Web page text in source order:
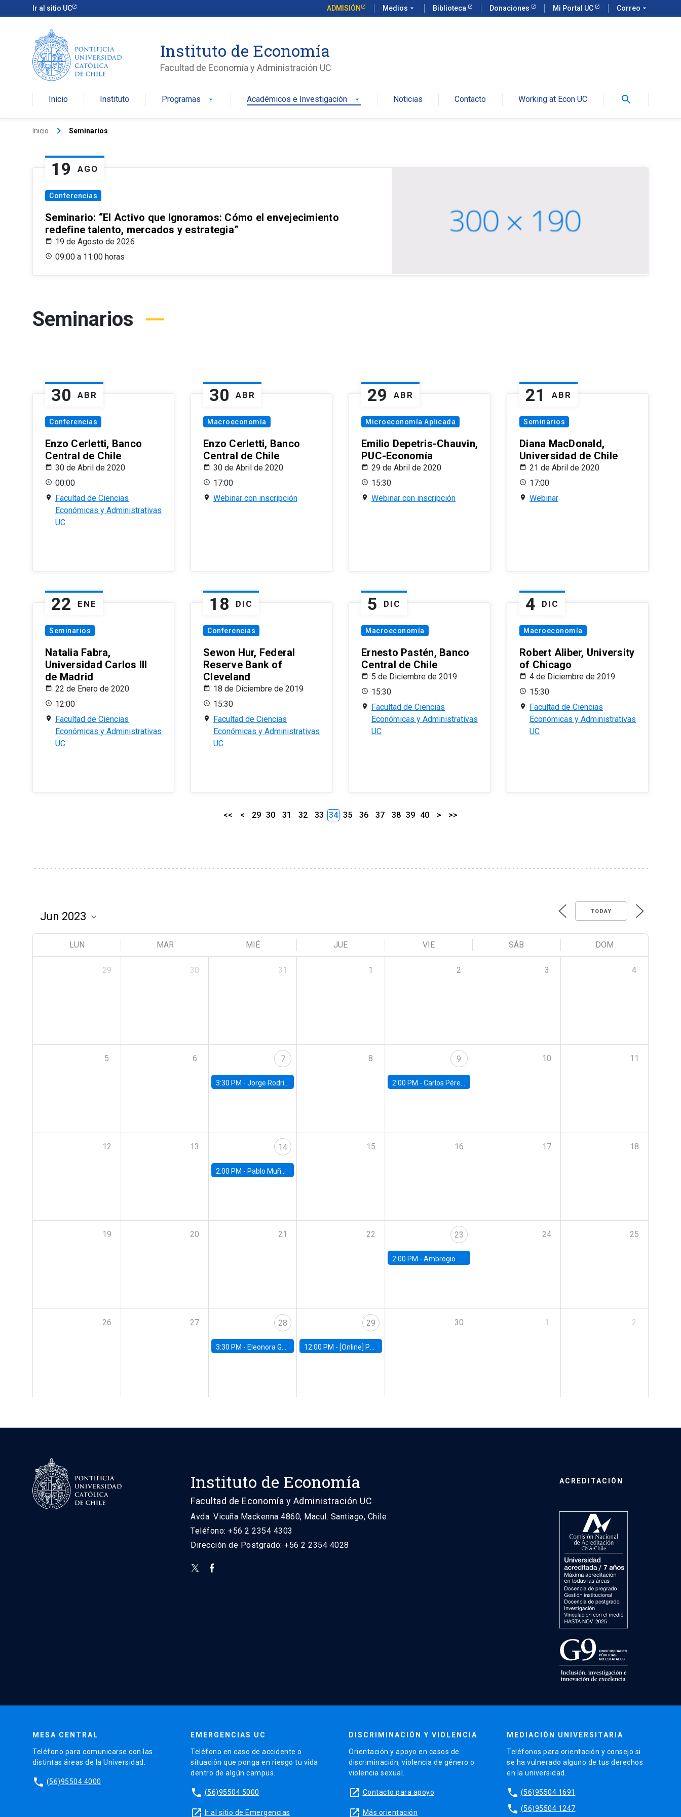
Ir al sitio UC ADMISIÓN Medios arrow_drop_down Biblioteca Donaciones Mi Portal UC Correo arrow_drop_down
Instituto de Economía
Facultad de Economía y Administración UC
Inicio Instituto Programas arrow_drop_down Académicos e Investigación arrow_drop_down Noticias Contacto Working at Econ UC search
Inicio keyboard_arrow_right Seminarios
19 AGO
Conferencias
Seminario: “El Activo que Ignoramos: Cómo el envejecimiento
redefine talento, mercados y estrategia”
19 de Agosto de 2026
09:00 a 11:00 horas
Seminarios
30 ABR
Conferencias
Enzo Cerletti, Banco
Central de Chile
30 de Abril de 2020
00:00
Facultad de Ciencias
Económicas y Administrativas
UC
30 ABR
Macroeconomía
Enzo Cerletti, Banco
Central de Chile
30 de Abril de 2020
17:00
Webinar con inscripción
29 ABR
Microeconomía Aplicada
Emilio Depetris-Chauvin,
PUC-Economía
29 de Abril de 2020
15:30
Webinar con inscripción
21 ABR
Seminarios
Diana MacDonald,
Universidad de Chile
21 de Abril de 2020
17:00
Webinar
22 ENE
Seminarios
Natalia Fabra,
Universidad Carlos III
de Madrid
22 de Enero de 2020
12:00
Facultad de Ciencias
Económicas y Administrativas
UC
18 DIC
Conferencias
Sewon Hur, Federal
Reserve Bank of
Cleveland
18 de Diciembre de 2019
15:30
Facultad de Ciencias
Económicas y Administrativas
UC
5 DIC
Macroeconomía
Ernesto Pastén, Banco
Central de Chile
5 de Diciembre de 2019
15:30
Facultad de Ciencias
Económicas y Administrativas
UC
4 DIC
Macroeconomía
Robert Aliber, University
of Chicago
4 de Diciembre de 2019
15:30
Facultad de Ciencias
Económicas y Administrativas
UC
<< < 29 30 31 32 33 34 35 36 37 38 39 40 > >>
TODAY
LUN MAR MIÉ JUE VIE SÁB DOM
29 30 31 1 2 3 4
5 6 7
3:30 PM -Jorge Rodriguez, Universidad de Los Andes
8 9
2:00 PM - Carlos Pérez, Universidad Finis Terrae
10 11
12 13 14
2:00 PM - Pablo Muñoz, Universidad de Chile
15 16 17 18
19 20 21 22 23
2:00 PM - Ambrogio Cesa-Bianchi, Bank of England
24 25
26 27 28
3:30 PM - Eleonora Guarnieri, Exeter University
29
12:00 PM - [Online] Pablo Slutzky, University of Maryland
30 1 2
Instituto de Economía
Facultad de Economía y Administración UC
Avda. Vicuña Mackenna 4860, Macul. Santiago, Chile
Teléfono: +56 2 2354 4303
Dirección de Postgrado: +56 2 2354 4028
ACREDITACIÓN
MESA CENTRAL
Teléfono para comunicarse con las
distintas áreas de la Universidad.
phone (56)95504 4000
EMERGENCIAS UC
Teléfono en caso de accidente o
situación que ponga en riesgo tu vida
dentro de algún campus.
phone (56)95504 5000
launch Ir al sitio de Emergencias
DISCRIMINACIÓN Y VIOLENCIA
Orientación y apoyo en casos de
discriminación, violencia de género o
violencia sexual.
launch Contacto para apoyo
launch Más orientación
MEDIACIÓN UNIVERSITARIA
Teléfonos para orientación y consejo si
se ha vulnerado alguno de tus derechos
en la universidad.
phone (56)95504 1691
phone (56)95504 1247